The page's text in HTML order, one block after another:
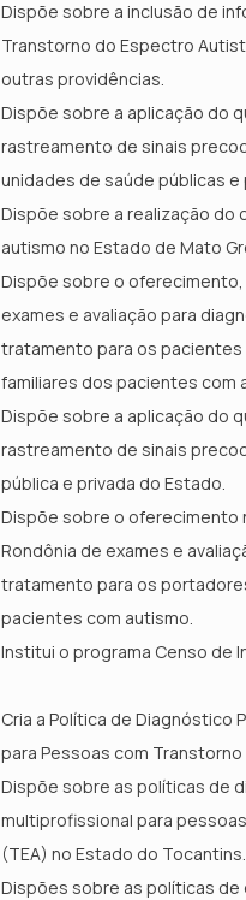
Dispõe sobre a inclusão de
Transtorno do Espectro
outras providências.
Dispõe sobre a aplicação do
rastreamento de sinais
unidades de saúde públicas
Dispõe sobre a realização do
autismo no Estado de Mato
Dispõe sobre o
exames e avaliação para
tratamento para os
familiares dos pacientes com
Dispõe sobre a aplicação do
rastreamento de sinais
pública e privada do Estado.
Dispõe sobre o oferecimento
Rondônia de exames e
tratamento para os
pacientes com autismo.
Institui o programa Censo de
Cria a Política de Diagnóstico
para Pessoas com
Dispõe sobre as políticas de
multiprofissional para
(TEA) no Estado do Tocantins.
Dispões sobre as políticas